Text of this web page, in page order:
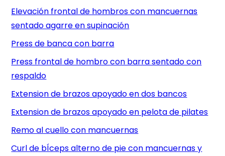
Elevación frontal de hombros con mancuernas
sentado agarre en supinación
Press de banca con barra
Press frontal de hombro con barra sentado con
respaldo
Extension de brazos apoyado en dos bancos
Extension de brazos apoyado en pelota de pilates
Remo al cuello con mancuernas
Curl de bÍceps alterno de pie con mancuernas y